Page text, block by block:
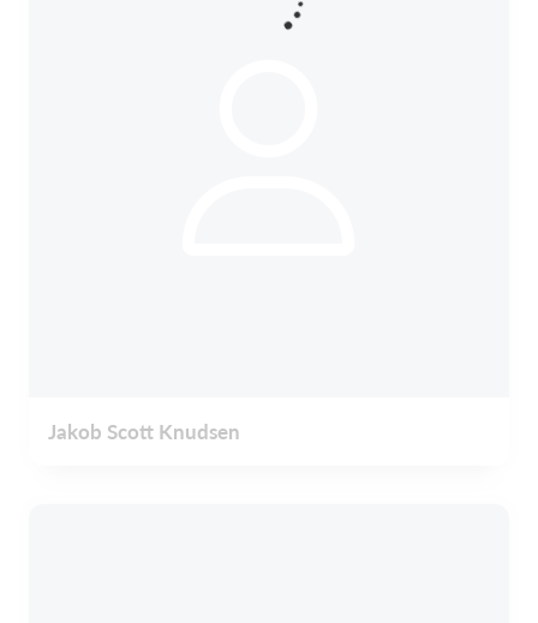
Jakob Scott Knudsen